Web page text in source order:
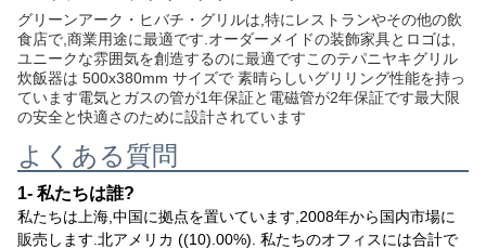
グリーンアーク・ヒバチ・グリルは,特にレストランやその他の飲
食店で,商業用途に最適です.オーダーメイドの装飾家具とロゴは,
ユニークな雰囲気を創造するのに最適ですこのテパニヤキグリル
炊飯器は 500x380mm サイズで 素晴らしいグリリング性能を持っ
ています電気とガスの管が1年保証と電磁管が2年保証です最大限
の安全と快適さのために設計されています
よくある質問
1- 私たちは誰?
私たちは上海,中国に拠点を置いています,2008年から国内市場に
販売します.北アメリカ ((10).00%). 私たちのオフィスには合計で